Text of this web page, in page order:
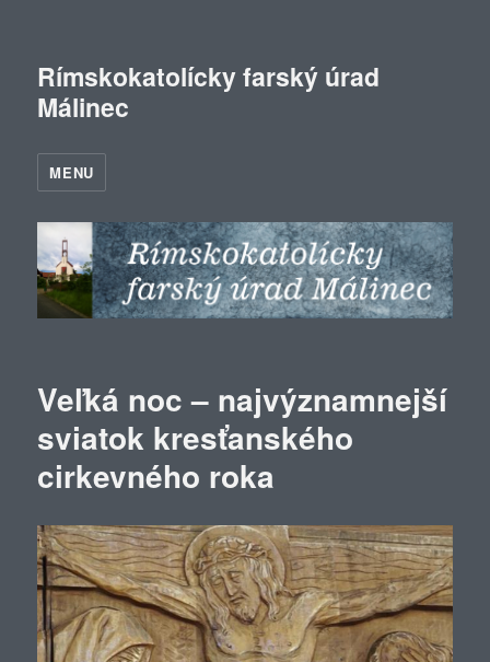
Rímskokatolícky farský úrad
Málinec
MENU
Veľká noc – najvýznamnejší
sviatok kresťanského
cirkevného roka